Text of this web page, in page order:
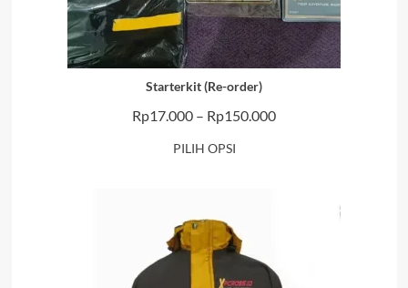
Starterkit (Re-order)
Rp17.000 – Rp150.000Rentang
Rp150.000
PILIH OPSI